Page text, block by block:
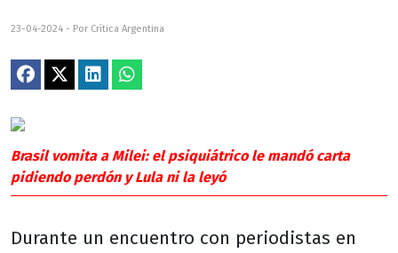
23-04-2024 - Por Crítica Argentina
Brasil vomita a Milei: el psiquiátrico le mandó carta
pidiendo perdón y Lula ni la leyó
Durante un encuentro con periodistas en